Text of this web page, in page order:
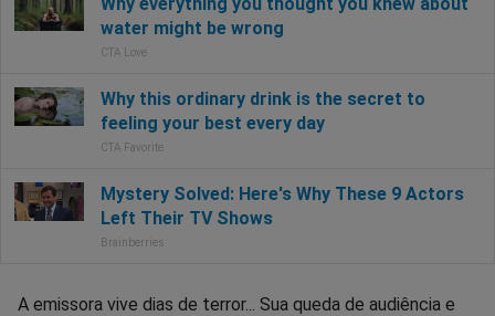
A emissora vive dias de terror... Sua queda de audiência e